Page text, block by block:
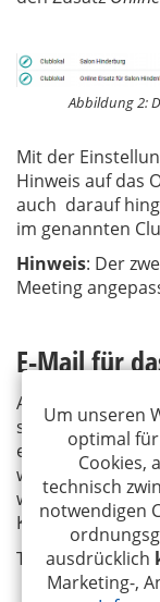
Abbildung 2:
Mit der
Hinweis auf das
auch darauf
im genannten
Hinweis: Der
Meeting
E-Mail für
Auf der WEB-
sich ein
erzeugt das
welche E-Mail-
werden soll.
Kontaktformular.
Tragen Sie hier
Um unseren
optimal
Cookies,
technisch
notwendigen
ausdrücklich
Marketing-,